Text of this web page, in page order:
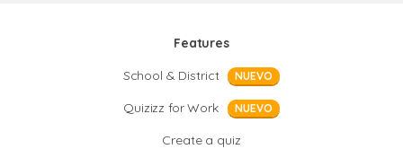
Features
School & District
NUEVO
Quizizz for Work NUEVO
Create a quiz